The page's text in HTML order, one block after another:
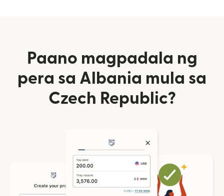
Paano magpadala ng
pera sa Albania mula sa
Czech Republic?